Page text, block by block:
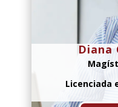
Diana
Licenciada